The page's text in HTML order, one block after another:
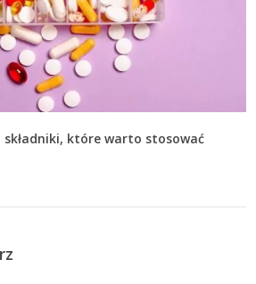
składniki, które warto stosować